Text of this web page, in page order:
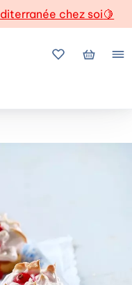
chez soi🍋
Mes favoris
Mon